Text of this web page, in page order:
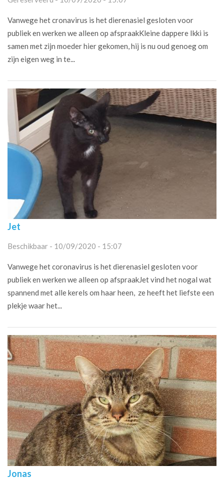
Vanwege het cronavirus is het dierenasiel gesloten voor
publiek en werken we alleen op afspraakKleine dappere Ikki is
samen met zijn moeder hier gekomen, hij is nu oud genoeg om
zijn eigen weg in te...
Jet
Beschikbaar - 10/09/2020 - 15:07
Vanwege het coronavirus is het dierenasiel gesloten voor
publiek en werken we alleen op afspraakJet vind het nogal wat
spannend met alle kerels om haar heen, ze heeft het liefste een
plekje waar het...
Jonas